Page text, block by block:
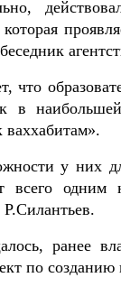
которая
что
в
у них
всего
ранее
по созданию